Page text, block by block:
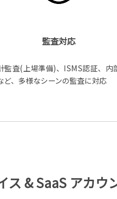
監査対応
監査(上場準備)、ISMS認証、内
ど、多様なシーンの監査に対応
ス & SaaS アカウ